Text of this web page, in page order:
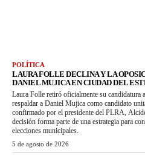
POLÍTICA
LAURA FOLLE DECLINA Y LA
DANIEL MUJICA EN CIUDAD DEL
Laura Folle retiró oficialmente su candidatura
respaldar a Daniel Mujica como candidato
confirmado por el presidente del PLRA,
decisión forma parte de una estrategia para
elecciones municipales.
5 de agosto de 2026